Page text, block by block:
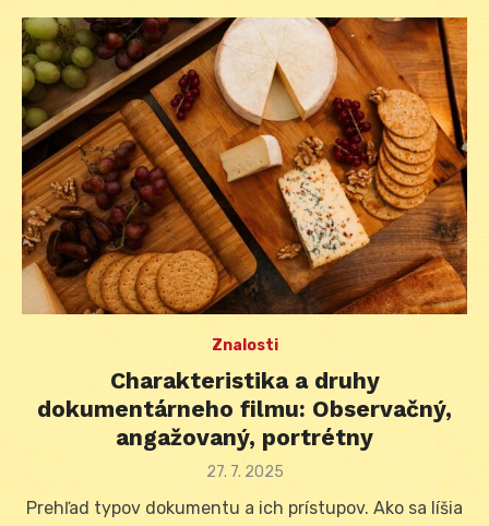
Znalosti
Charakteristika a druhy
dokumentárneho filmu: Observačný,
angažovaný, portrétny
Posted
27. 7. 2025
Prehľad typov dokumentu a ich prístupov. Ako sa líšia